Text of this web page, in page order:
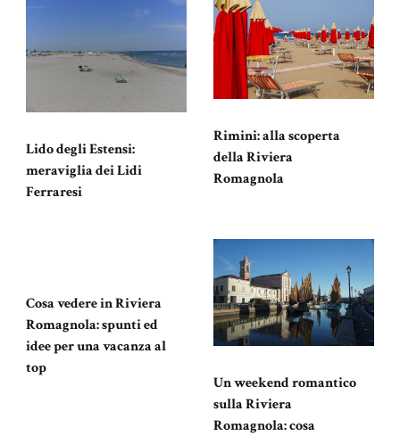
Lido degli Estensi:
meraviglia dei Lidi
Ferraresi
Rimini: alla scoperta
della Riviera
Romagnola
Cosa vedere in Riviera
Romagnola: spunti ed
idee per una vacanza al
top
Un weekend romantico
sulla Riviera
Romagnola: cosa